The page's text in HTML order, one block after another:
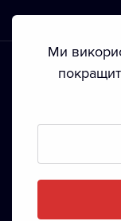
Положення й
Ми